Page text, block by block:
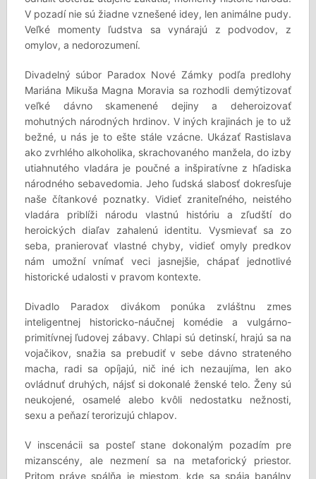
V pozadí nie sú žiadne vznešené idey, len animálne pudy.
Veľké momenty ľudstva sa vynárajú z podvodov, z
omylov, a nedorozumení.
Divadelný súbor Paradox Nové Zámky podľa predlohy
Mariána Mikuša Magna Moravia sa rozhodli demýtizovať
veľké dávno skamenené dejiny a deheroizovať
mohutných národných hrdinov. V iných krajinách je to už
bežné, u nás je to ešte stále vzácne. Ukázať Rastislava
ako zvrhlého alkoholika, skrachovaného manžela, do izby
utiahnutého vladára je poučné a inšpiratívne z hľadiska
národného sebavedomia. Jeho ľudská slabosť dokresľuje
naše čítankové poznatky. Vidieť zraniteľného, neistého
vladára priblíži národu vlastnú históriu a zľudští do
heroických diaľav zahalenú identitu. Vysmievať sa zo
seba, pranierovať vlastné chyby, vidieť omyly predkov
nám umožní vnímať veci jasnejšie, chápať jednotlivé
historické udalosti v pravom kontexte.
Divadlo Paradox divákom ponúka zvláštnu zmes
inteligentnej historicko-náučnej komédie a vulgárno-
primitívnej ľudovej zábavy. Chlapi sú detinskí, hrajú sa na
vojačikov, snažia sa prebudiť v sebe dávno strateného
macha, radi sa opíjajú, nič iné ich nezaujíma, len ako
ovládnuť druhých, nájsť si dokonalé ženské telo. Ženy sú
neukojené, osamelé alebo kvôli nedostatku nežnosti,
sexu a peňazí terorizujú chlapov.
V inscenácii sa posteľ stane dokonalým pozadím pre
mizanscény, ale nezmení sa na metaforický priestor.
Pritom práve spálňa je miestom, kde sa spája banálny